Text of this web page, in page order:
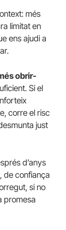
més
limitat en
ens ajudi a
obrir-
Si el
corre el risc
just
d’anys
de confiança
si no
promesa